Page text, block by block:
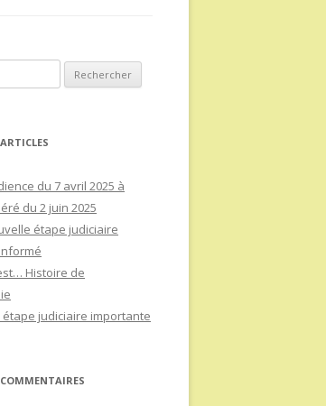
du 7 avril 2025 à
du 2 juin 2025
étape judiciaire
Histoire de
judiciaire importante